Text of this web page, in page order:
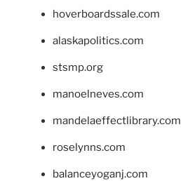
hoverboardssale.com
alaskapolitics.com
stsmp.org
manoelneves.com
mandelaeffectlibrary.com
roselynns.com
balanceyoganj.com